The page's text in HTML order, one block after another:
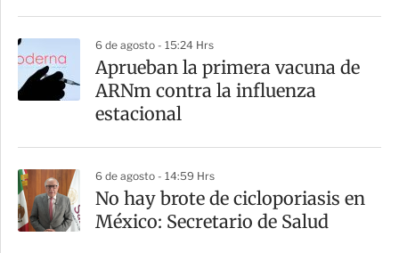
6 de agosto - 15:24 Hrs
Aprueban la primera vacuna de
ARNm contra la influenza
estacional
6 de agosto - 14:59 Hrs
No hay brote de cicloporiasis en
México: Secretario de Salud